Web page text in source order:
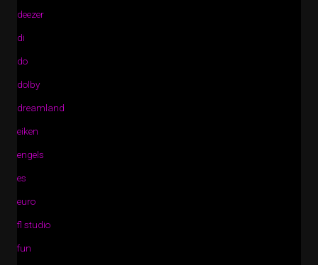
deezer
di
do
dolby
dreamland
eiken
engels
es
euro
fl studio
fun